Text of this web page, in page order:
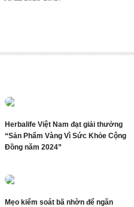
Herbalife Việt Nam đạt giải thưởng
“Sản Phẩm Vàng Vì Sức Khỏe Cộng
Đồng năm 2024”
Mẹo kiểm soát bã nhờn để ngăn